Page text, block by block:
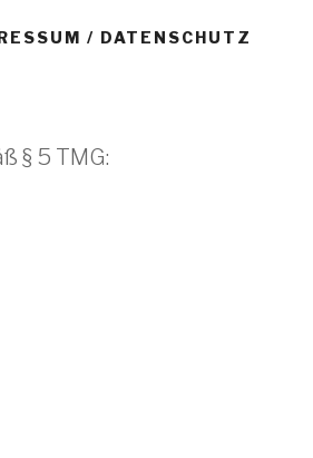
/ DATENSCHUTZ
§ 5 TMG: